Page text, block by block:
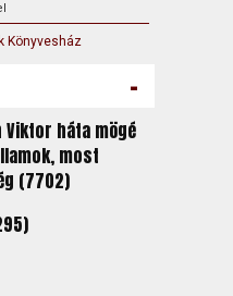
Könyvesház
-
Viktor háta mögé
most
(7702)